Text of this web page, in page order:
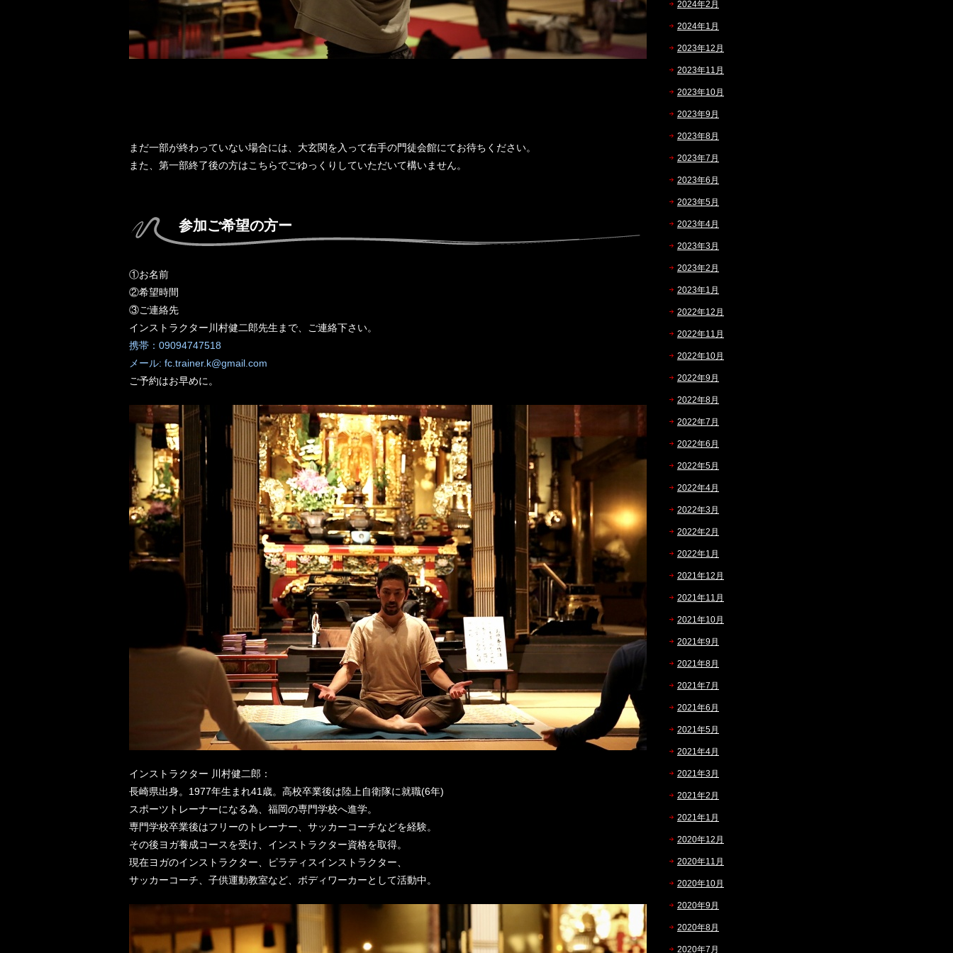
まだ一部が終わっていない場合には、大玄関を入って右手の門徒会館にてお待ちください。
また、第一部終了後の方はこちらでごゆっくりしていただいて構いません。
参加ご希望の方ー
①お名前
②希望時間
③ご連絡先
インストラクター川村健二郎先生まで、ご連絡下さい。
携帯：09094747518
メール: fc.trainer.k@gmail.com
ご予約はお早めに。
インストラクター 川村健二郎：
長崎県出身。1977年生まれ41歳。高校卒業後は陸上自衛隊に就職(6年)
スポーツトレーナーになる為、福岡の専門学校へ進学。
専門学校卒業後はフリーのトレーナー、サッカーコーチなどを経験。
その後ヨガ養成コースを受け、インストラクター資格を取得。
現在ヨガのインストラクター、ピラティスインストラクター、
サッカーコーチ、子供運動教室など、ボディワーカーとして活動中。
2024年2月
2024年1月
2023年12月
2023年11月
2023年10月
2023年9月
2023年8月
2023年7月
2023年6月
2023年5月
2023年4月
2023年3月
2023年2月
2023年1月
2022年12月
2022年11月
2022年10月
2022年9月
2022年8月
2022年7月
2022年6月
2022年5月
2022年4月
2022年3月
2022年2月
2022年1月
2021年12月
2021年11月
2021年10月
2021年9月
2021年8月
2021年7月
2021年6月
2021年5月
2021年4月
2021年3月
2021年2月
2021年1月
2020年12月
2020年11月
2020年10月
2020年9月
2020年8月
2020年7月